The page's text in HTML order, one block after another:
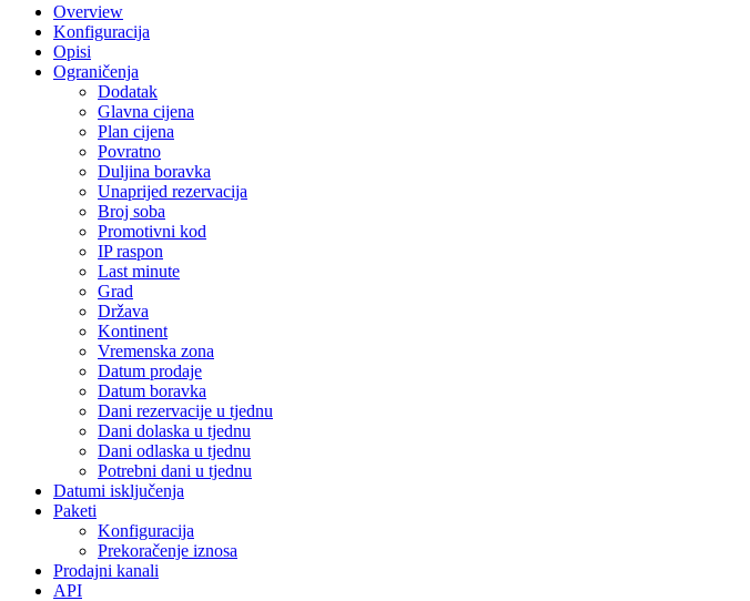
Overview
Konfiguracija
Opisi
Ograničenja
Dodatak
Glavna cijena
Plan cijena
Povratno
Duljina boravka
Unaprijed rezervacija
Broj soba
Promotivni kod
IP raspon
Last minute
Grad
Država
Kontinent
Vremenska zona
Datum prodaje
Datum boravka
Dani rezervacije u tjednu
Dani dolaska u tjednu
Dani odlaska u tjednu
Potrebni dani u tjednu
Datumi isključenja
Paketi
Konfiguracija
Prekoračenje iznosa
Prodajni kanali
API